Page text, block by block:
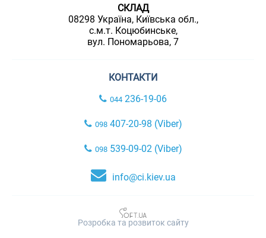
СКЛАД
08298 Україна, Київська обл.,
с.м.т. Коцюбинське,
вул. Пономарьова, 7
КОНТАКТИ
044 236-19-06
098407-20-98 (Viber)
098539-09-02 (Viber)
info@ci.kiev.ua
Розробка та розвиток сайту